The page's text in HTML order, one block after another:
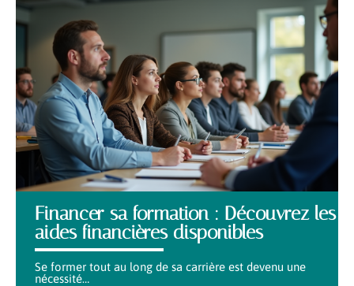
Financer sa formation : Découvrez les
aides financières disponibles
Se former tout au long de sa carrière est devenu une
nécessité…